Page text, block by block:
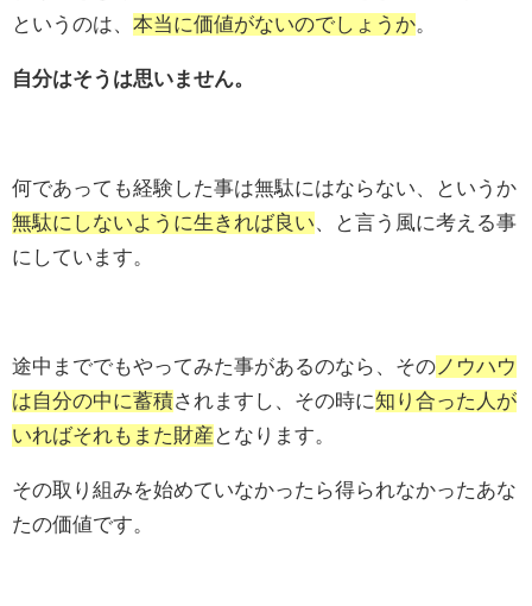
というのは、 本当に価値がないのでしょうか。
自分はそうは思いません。
何であっても経験した事は無駄にはならない、というか
無駄にしないように生きれば良い、と言う風に考える事
にしています。
途中まででもやってみた事があるのなら、そのノウハウ
は自分の中に蓄積されますし、その時に知り合った人が
いればそれもまた財産 となります。
その取り組みを始めていなかったら得られなかったあな
たの価値です。